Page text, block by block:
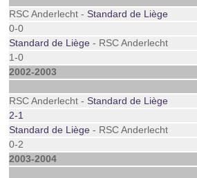
RSC Anderlecht -Standard de Liège
0-0
Standard de Liège - RSC Anderlecht
1-0
2002-2003
RSC Anderlecht -Standard de Liège
2-1
Standard de Liège - RSC Anderlecht
0-2
2003-2004